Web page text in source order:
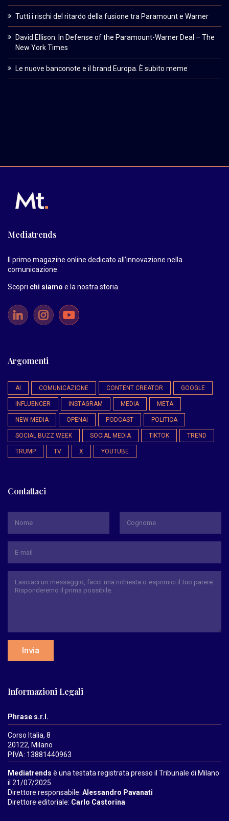
Tutti i rischi del ritardo della fusione tra Paramount e Warner
David Ellison: In Defense of the Paramount-Warner Deal – The
New York Times
Le nuove banconote e il brand Europa. È subito meme
Mediatrends
Il primo magazine online dedicato all’innovazione nella
comunicazione.
Scopri chi siamo e la nostra storia
Argomenti
AI COMUNICAZIONE CONTENT CREATOR GOOGLE
INFLUENCER INSTAGRAM MEDIA META
NEW MEDIA OPENAI PODCAST POLITICA
SOCIAL BUZZ WEEK SOCIAL MEDIA TIKTOK TREND
TRUMP TV X YOUTUBE
Contattaci
Invia
Informazioni Legali
Phrase s.r.l.
Corso Italia, 8
20122, Milano
P.IVA: 13881440963
Mediatrends è una testata registrata presso il Tribunale di Milano
il 21/07/2025.
Direttore responsabile: Alessandro Pavanati
Direttore editoriale: Carlo Castorina